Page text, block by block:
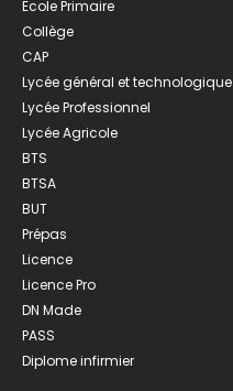
Ecole Primaire
Collège
CAP
Lycée général et technologique
Lycée Professionnel
Lycée Agricole
BTS
BTSA
BUT
Prépas
Licence
Licence Pro
DN Made
PASS
Diplome infirmier